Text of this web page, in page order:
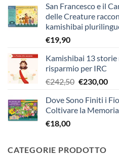
San Francesco e il
delle Creature
kamishibai
€19,90
Kamishibai 13
risparmio per IRC
€242,50 Il
originale
era:
€230,00Il
è:
Dove Sono Finiti i
Coltivare la
€18,00
CATEGORIE PRODOTTO